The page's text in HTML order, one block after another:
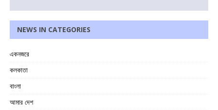
NEWS IN CATEGORIES
একনজরে
কলকাতা
বাংলা
আমার দেশ